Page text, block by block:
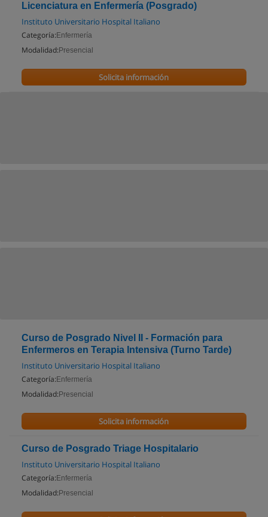
Licenciatura en Enfermería (Posgrado)
Instituto Universitario Hospital Italiano
Categoría: Enfermería
Modalidad: Presencial
Solicita información
Curso de Posgrado Nivel II - Formación para
Enfermeros en Terapia Intensiva (Turno Tarde)
Instituto Universitario Hospital Italiano
Categoría: Enfermería
Modalidad: Presencial
Solicita información
Curso de Posgrado Triage Hospitalario
Instituto Universitario Hospital Italiano
Categoría: Enfermería
Modalidad: Presencial